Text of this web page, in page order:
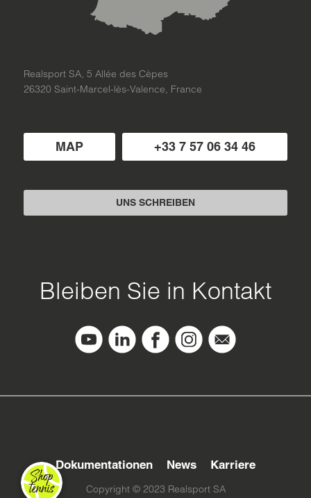
Realsport SA, 5 Allée des Cèpes
26320 Saint-Marcel-lès-Valence, France
MAP +33 7 57 06 34 46
UNS SCHREIBEN
Bleiben Sie in Kontakt
Pied
Dokumentationen News Karriere
Copyright © 2023 Realsport SA